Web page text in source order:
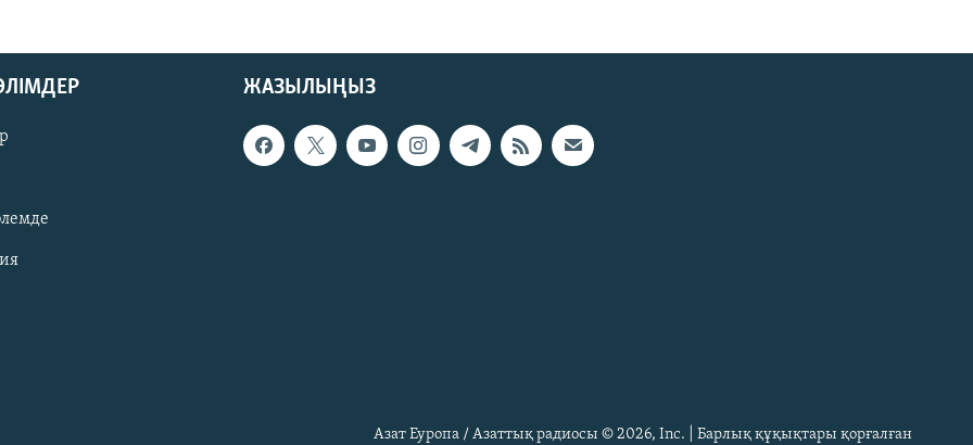
ЖАЗЫЛЫҢЫЗ
Азат Еуропа / Азаттық радиосы © 2026, Inc. | Барлық құқықтары қорғалған